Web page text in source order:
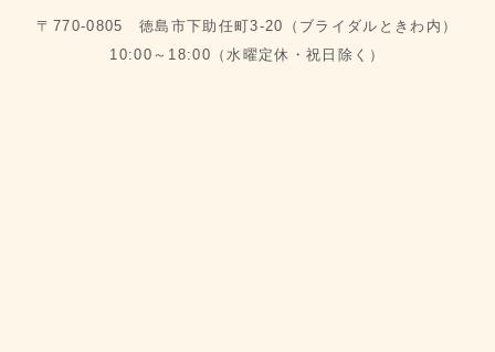
〒770-0805 徳島市下助任町3-20（ブライダルときわ内）
10:00～18:00（水曜定休・祝日除く）